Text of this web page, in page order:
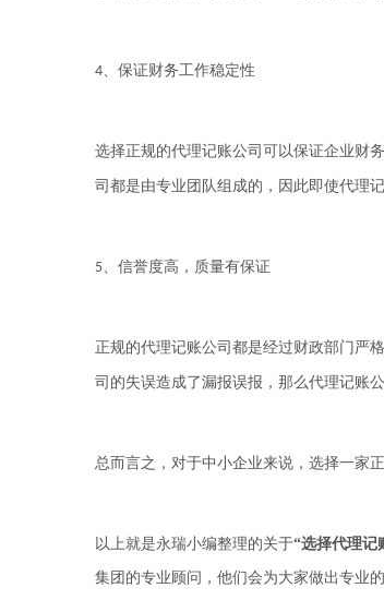
4、保证财务工作稳定性
选择正规的代理记账公司可以保证企业财
司都是由专业团队组成的，因此即使代理
5、信誉度高，质量有保证
正规的代理记账公司都是经过财政部门严
司的失误造成了漏报误报，那么代理记账
总而言之，对于中小企业来说，选择一家
以上就是永瑞小编整理的关于“选择代理记
集团的专业顾问，他们会为大家做出专业